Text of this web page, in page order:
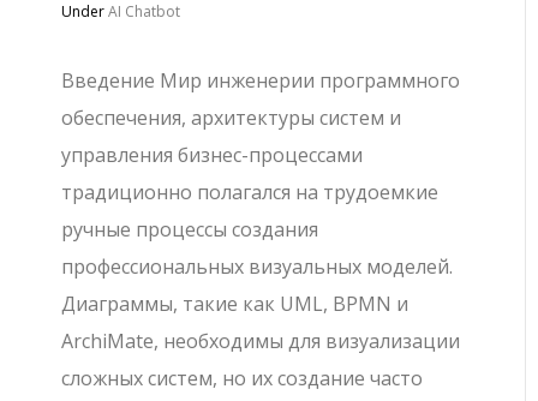
UnderAI Chatbot
Введение Мир инженерии программного
обеспечения, архитектуры систем и
управления бизнес-процессами
традиционно полагался на трудоемкие
ручные процессы создания
профессиональных визуальных моделей.
Диаграммы, такие как UML, BPMN и
ArchiMate, необходимы для визуализации
сложных систем, но их создание часто